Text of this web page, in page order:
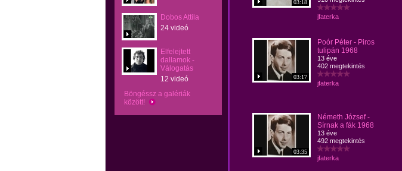
Dobos Attila
24 videó
Elfelejtett
dallamok -
Válogatás
12 videó
Böngéssz a galériák
között!
03:18
jfaterka
03:17
Poór Péter - Piros
tulipán 1968
13 éve
402 megtekintés
jfaterka
03:35
Németh József -
Sírnak a fák 1968
13 éve
492 megtekintés
jfaterka